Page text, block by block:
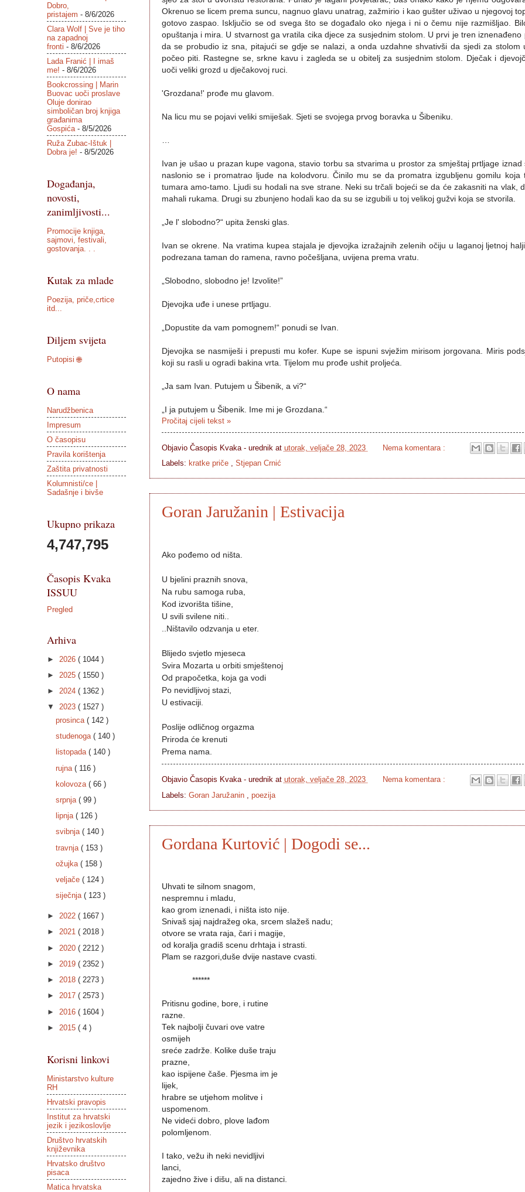
Okrenuo se licem prema suncu, nagnuo glavu unatrag, zažmirio i kao gušter uživao u njegovoj
gotovo zaspao. Isključio se od svega što se događalo oko njega i ni o čemu nije razmišljao.
opuštanja i mira. U stvarnost ga vratila cika djece za susjednim stolom. U prvi je tren
da se probudio iz sna, pitajući se gdje se nalazi, a onda uzdahne shvativši da sjedi za stolom
počeo piti. Rastegne se, srkne kavu i zagleda se u obitelj za susjednim stolom. Dječak i
uoči veliki grozd u dječakovoj ruci.
'Grozdana!' prođe mu glavom.
Na licu mu se pojavi veliki smiješak. Sjeti se svojega prvog boravka u Šibeniku.
Ivan je ušao u prazan kupe vagona, stavio torbu sa stvarima u prostor za smještaj prtljage iznad
naslonio se i promatrao ljude na kolodvoru. Činilo mu se da promatra izgubljenu gomilu koja
tumara amo-tamo. Ljudi su hodali na sve strane. Neki su trčali bojeći se da će zakasniti na vlak,
mahali rukama. Drugi su zbunjeno hodali kao da su se izgubili u toj velikoj gužvi koja se stvorila.
„Je l' slobodno?“ upita ženski glas.
Ivan se okrene. Na vratima kupea stajala je djevojka izražajnih zelenih očiju u laganoj ljetnoj
podrezana taman do ramena, ravno počešljana, uvijena prema vratu.
„Slobodno, slobodno je! Izvolite!”
Djevojka uđe i unese prtljagu.
„Dopustite da vam pomognem!“ ponudi se Ivan.
Djevojka se nasmiješi i prepusti mu kofer. Kupe se ispuni svježim mirisom jorgovana. Miris
koji su rasli u ogradi bakina vrta. Tijelom mu prođe ushit proljeća.
„Ja sam Ivan. Putujem u Šibenik, a vi?“
„I ja putujem u Šibenik. Ime mi je Grozdana.“
Pročitaj cijeli tekst »
Objavio Časopis Kvaka - urednik at utorak, veljače 28, 2023
Nema komentara :
Labels: kratke priče , Stjepan Crnić
Goran Jaružanin | Estivacija
Ako pođemo od ništa.
U bjelini praznih snova,
Na rubu samoga ruba,
Kod izvorišta tišine,
U svili svilene niti..
..Ništavilo odzvanja u eter.
Blijedo svjetlo mjeseca
Svira Mozarta u orbiti smještenoj
Od prapočetka, koja ga vodi
Po nevidljivoj stazi,
U estivaciji.
Poslije odličnog orgazma
Priroda će krenuti
Prema nama.
Objavio Časopis Kvaka - urednik at utorak, veljače 28, 2023
Nema komentara :
Labels: Goran Jaružanin poezija
Gordana Kurtović | Dogodi se...
Uhvati te silnom snagom,
nespremnu i mladu,
kao grom iznenadi, i ništa isto nije.
Snivaš sjaj najdražeg oka, srcem slažeš nadu;
otvore se vrata raja, čari i magije,
od koralja gradiš scenu drhtaja i strasti.
Plam se razgori,duše dvije nastave cvasti.
******
Pritisnu godine, bore, i rutine
razne.
Tek najbolji čuvari ove vatre
osmijeh
sreće zadrže. Kolike duše traju
prazne,
kao ispijene čaše. Pjesma im je
lijek,
hrabre se utjehom molitve i
uspomenom.
Ne videći dobro, plove lađom
polomljenom.
I tako, vežu ih neki nevidljivi
lanci,
zajedno žive i dišu, ali na distanci.
Dobro,
pristajem - 8/6/2026
Clara Wolf | Sve je tiho
na zapadnoj
fronti - 8/6/2026
Lada Franić | I imaš
me! - 8/6/2026
Bookcrossing | Marin
Buovac uoči proslave
Oluje donirao
simboličan broj knjiga
građanima
Gospića- 8/5/2026
Ruža Zubac-Ištuk |
Dobra je! - 8/5/2026
Događanja,
novosti,
zanimljivosti...
Promocije knjiga,
sajmovi, festivali,
gostovanja. . .
Kutak za mlade
Poezija, priče,crtice
itd...
Diljem svijeta
Putopisi 🌐
O nama
Narudžbenica
Impresum
O časopisu
Pravila korištenja
Zaštita privatnosti
Kolumnisti/ce |
Sadašnje i bivše
Ukupno prikaza
4,747,795
Časopis Kvaka
ISSUU
Pregled
Arhiva
► 2026 ( 1044 )
► 2025 ( 1550 )
► 2024 ( 1362 )
▼ 2023 ( 1527 )
prosinca ( 142 )
studenoga ( 140 )
listopada ( 140 )
rujna ( 116 )
kolovoza ( 66 )
srpnja ( 99 )
lipnja ( 126 )
svibnja ( 140 )
travnja ( 153 )
ožujka ( 158 )
veljače ( 124 )
siječnja ( 123 )
► 2022 ( 1667 )
► 2021 ( 2018 )
► 2020 ( 2212 )
► 2019 ( 2352 )
► 2018 ( 2273 )
► 2017 ( 2573 )
► 2016 ( 1604 )
► 2015 ( 4 )
Korisni linkovi
Ministarstvo kulture
RH
Hrvatski pravopis
Institut za hrvatski
jezik i jezikoslovlje
Društvo hrvatskih
književnika
Hrvatsko društvo
pisaca
Matica hrvatska